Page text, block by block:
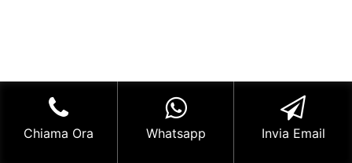
Chiama Ora Whatsapp Invia Email